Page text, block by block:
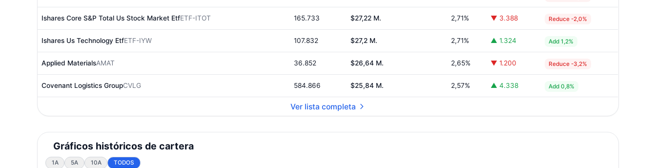
Ishares Core S&P Total Us Stock Market EtfETF-ITOT 165.733 $27,22 M. 2,71% ▼ 3.388 Reduce -2,0%
Ishares Us Technology EtfETF-IYW 107.832 $27,2 M. 2,71% ▲ 1.324 Add 1,2%
Applied MaterialsAMAT 36.852 $26,64 M. 2,65% ▼ 1.200 Reduce -3,2%
Covenant Logistics GroupCVLG 584.866 $25,84 M. 2,57% ▲ 4.338 Add 0,8%
Ver lista completa
Gráficos históricos de cartera
1A 5A 10A TODOS